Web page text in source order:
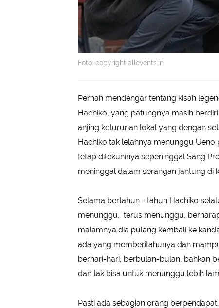
Foto: copyright allevents.in
Pernah mendengar tentang kisah
Hachiko, yang patungnya masih
anjing keturunan lokal yang dengan
Hachiko tak lelahnya menunggu Ueno
tetap ditekuninya sepeninggal Sang
meninggal dalam serangan jantung di
Selama bertahun - tahun Hachiko
menunggu, terus menunggu,
malamnya dia pulang kembali ke
ada yang memberitahunya dan
berhari-hari, berbulan-bulan, bahkan
dan tak bisa untuk menunggu lebih
Pasti ada sebagian orang